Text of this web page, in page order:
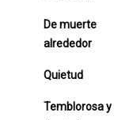
De muerte
alrededor
Quietud
Temblorosa y